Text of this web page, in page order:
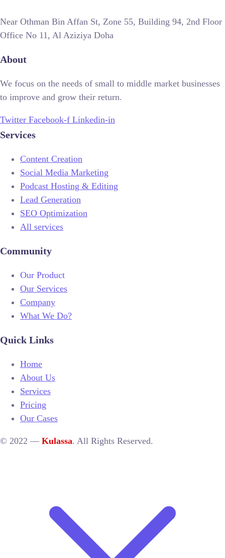
Near Othman Bin Affan St, Zone 55, Building 94, 2nd Floor
Office No 11, Al Aziziya Doha
About
We focus on the needs of small to middle market businesses
to improve and grow their return.
Twitter Facebook-f Linkedin-in
Services
Content Creation
Social Media Marketing
Podcast Hosting & Editing
Lead Generation
SEO Optimization
All services
Community
Our Product
Our Services
Company
What We Do?
Quick Links
Home
About Us
Services
Pricing
Our Cases
© 2022 — Kulassa. All Rights Reserved.